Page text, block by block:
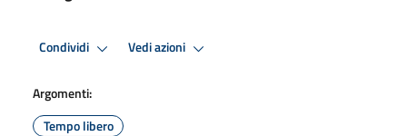
Condividi Vedi azioni
Argomenti:
Tempo libero